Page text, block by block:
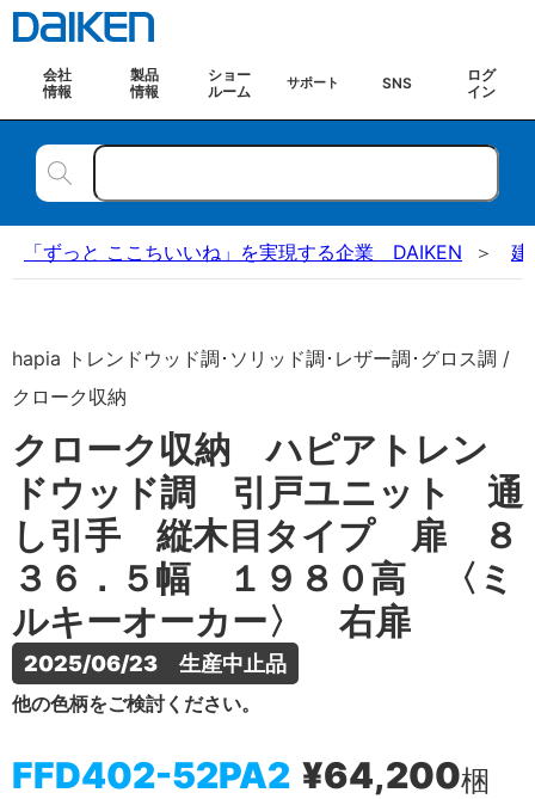
会社
情報
製品
情報
ショー
ルーム
サポート SNS
ログ
イン
「ずっと ここちいいね」を実現する企業 DAIKEN 建
hapia トレンドウッド調･ソリッド調･レザー調･グロス調 /
クローク収納
クローク収納 ハピアトレン
ドウッド調 引戸ユニット 通
し引手 縦木目タイプ 扉 ８
３６．５幅 １９８０高 〈ミ
ルキーオーカー〉 右扉
2025/06/23　生産中止品
他の色柄をご検討ください。
FFD402-52PA2 ¥64,200梱